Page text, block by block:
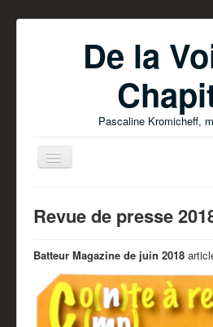
De la
Pascaline Kromicheff,
Accueil
Ecrire votre livre
Parutions
Revue de presse
Batteur Magazine de juin 2018